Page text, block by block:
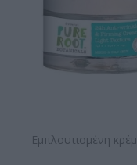
Εμπλουτισμένη